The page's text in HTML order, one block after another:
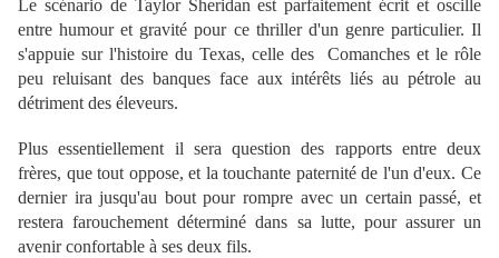
Le scénario de Taylor Sheridan est parfaitement écrit et oscille
entre humour et gravité pour ce thriller d'un genre particulier. Il
s'appuie sur l'histoire du Texas, celle des Comanches et le rôle
peu reluisant des banques face aux intérêts liés au pétrole au
détriment des éleveurs.
Plus essentiellement il sera question des rapports entre deux
frères, que tout oppose, et la touchante paternité de l'un d'eux. Ce
dernier ira jusqu'au bout pour rompre avec un certain passé, et
restera farouchement déterminé dans sa lutte, pour assurer un
avenir confortable à ses deux fils.